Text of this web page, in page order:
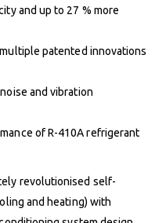
and up to 27 % more
patented innovations
and vibration
of R-410A refrigerant
revolutionised self-
and heating) with